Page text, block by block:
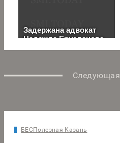
Следующая
БЕСПолезная Казань